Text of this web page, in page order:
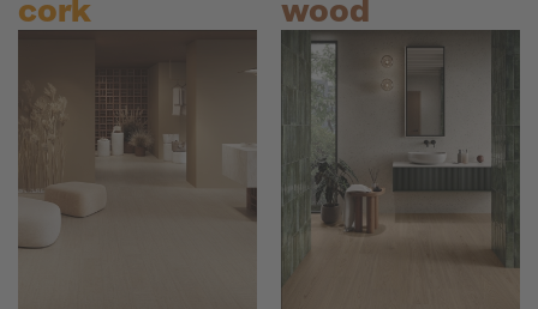
cork wood